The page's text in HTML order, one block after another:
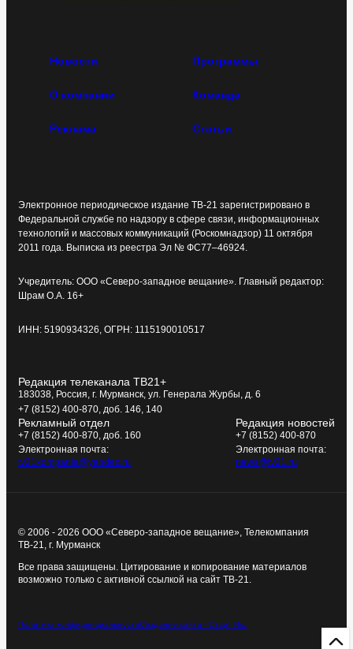
Новости Программы
О компании Команда
Реклама Статьи
Электронное периодическое издание ТВ-21 зарегистрировано в
Федеральной службе по надзору в сфере связи, информационных
технологий и массовых коммуникаций (Роскомнадзор) 11 октября
2011 года. Выписка из реестра Эл № ФС77–46924.
Учредитель: ООО «Северо-западное вещание». Главный редактор:
Шрам О.А. 16+
ИНН: 5190934326, ОГРН: 1115190010517
Редакция телеканала ТВ21+
183038, Россия, г. Мурманск, ул. Генерала Журбы, д. 6
+7 (8152) 400-870, доб. 146, 140
Рекламный отдел
+7 (8152) 400-870, доб. 160
Электронная почта:
tv21kompania@yandex.ru
Редакция новостей
+7 (8152) 400-870
Электронная почта:
news@tv21.ru
© 2006 - 2026 ООО «Северо-западное вещание», Телекомпания
ТВ-21, г. Мурманск
Все права защищены. Цитирование и копирование материалов
возможно только с активной ссылкой на сайт ТВ-21.
Политика конфиденциальностиСоздание сайта - Старт Икс